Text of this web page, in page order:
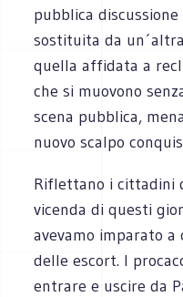
pubblica
sostituita da
quella affidata a
che si muovono
scena pubblica,
nuovo scalpo
Riflettano i cittadini
vicenda di questi
avevamo imparato
delle escort. I
entrare e uscire da